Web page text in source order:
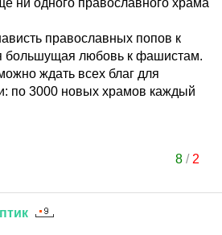
ни одного православного храма
православных попов к
большущая любовь к фашистам.
ждать всех благ для
по 3000 новых храмов каждый
8/ 2